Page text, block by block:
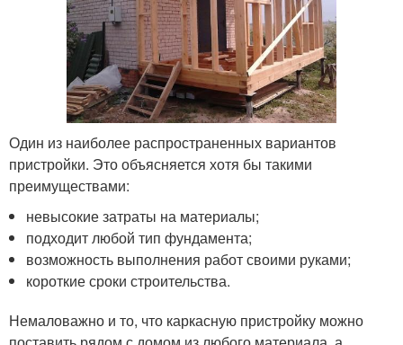
Один из наиболее распространенных вариантов
пристройки. Это объясняется хотя бы такими
преимуществами:
невысокие затраты на материалы;
подходит любой тип фундамента;
возможность выполнения работ своими руками;
короткие сроки строительства.
Немаловажно и то, что каркасную пристройку можно